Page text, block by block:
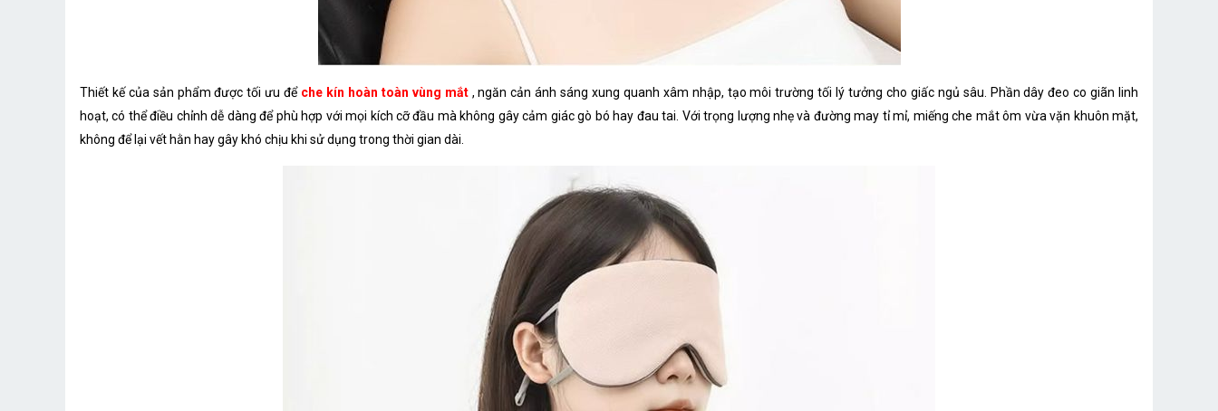
Thiết kế của sản phẩm được tối ưu để che kín hoàn toàn vùng mắt , ngăn cản ánh sáng xung quanh xâm nhập, tạo môi trường tối lý tưởng cho giấc ngủ sâu. Phần dây đeo co giãn linh
hoạt, có thể điều chỉnh dễ dàng để phù hợp với mọi kích cỡ đầu mà không gây cảm giác gò bó hay đau tai. Với trọng lượng nhẹ và đường may tỉ mỉ, miếng che mắt ôm vừa vặn khuôn mặt,
không để lại vết hằn hay gây khó chịu khi sử dụng trong thời gian dài.